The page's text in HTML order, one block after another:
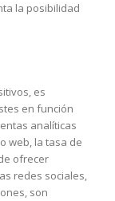
la posibilidad
es
en función
analíticas
web, la tasa de
ofrecer
redes sociales,
son